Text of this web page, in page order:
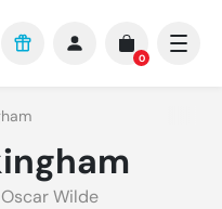
0
Oscar Wilde